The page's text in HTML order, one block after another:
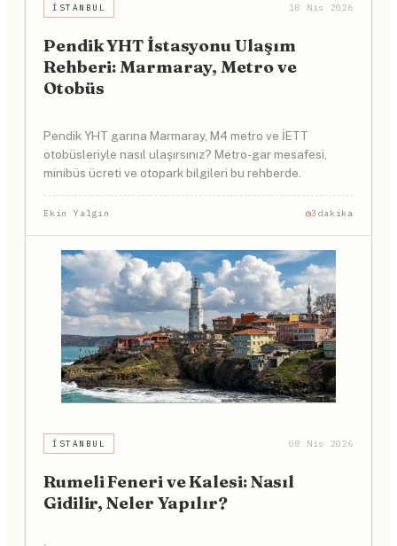
İSTANBUL 18 Nis 2026
Pendik YHT İstasyonu Ulaşım
Rehberi: Marmaray, Metro ve
Otobüs
Pendik YHT garına Marmaray, M4 metro ve İETT
otobüsleriyle nasıl ulaşırsınız? Metro-gar mesafesi,
minibüs ücreti ve otopark bilgileri bu rehberde.
Ekin Yalgın 3dakika
İSTANBUL 08 Nis 2026
Rumeli Feneri ve Kalesi: Nasıl
Gidilir, Neler Yapılır?